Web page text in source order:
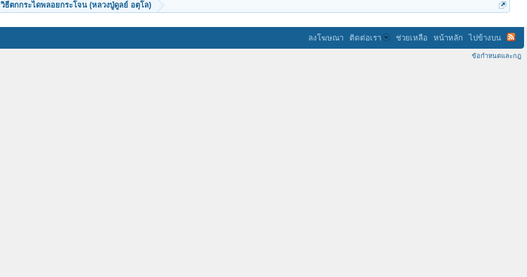
วิธีตกกระไดพลอยกระโจน (หลวงปู่ดูลย์ อตุโล)
ลงโฆษณา ติดต่อเรา ช่วยเหลือ หน้าหลัก ไปข้างบน
ข้อกำหนดและกฎ